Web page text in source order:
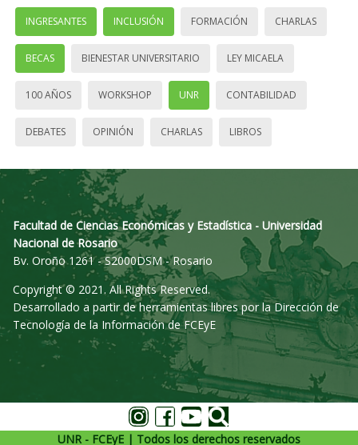
INGRESANTES INCLUSIÓN FORMACIÓN CHARLAS
BECAS BIENESTAR UNIVERSITARIO LEY MICAELA
100 AÑOS WORKSHOP UNR CONTABILIDAD
DEBATES OPINIÓN CHARLAS LIBROS
Facultad de Ciencias Económicas y Estadística - Universidad
Nacional de Rosario
Bv. Oroño 1261 - S2000DSM - Rosario
Copyright © 2021. All Rights Reserved.
Desarrollado a partir de herramientas libres por la Dirección de
Tecnología de la Información de FCEyE
UNR - FCEyE | Todos los derechos reservados